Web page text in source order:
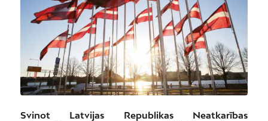
Svinot Latvijas Republikas Neatkarības